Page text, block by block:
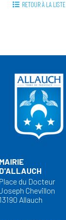
RETOUR À LA LISTE
MAIRIE
D'ALLAUCH
Place du Docteur
Chevillon
13190 Allauch